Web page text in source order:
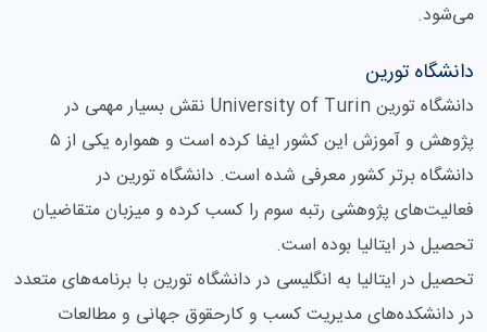
می‌شود.
دانشگاه تورین
دانشگاه تورین University of Turin نقش بسیار مهمی در
پژوهش و آموزش این کشور ایفا کرده است و همواره یکی از ۵
دانشگاه برتر کشور معرفی شده است. دانشگاه تورین در
فعالیت‌های پژوهشی رتبه سوم را کسب کرده و میزبان متقاضیان
تحصیل در ایتالیا بوده است.
تحصیل در ایتالیا به انگلیسی در دانشگاه تورین با برنامه‌های متعدد
در دانشکده‌های مدیریت کسب و کارحقوق جهانی و مطالعات